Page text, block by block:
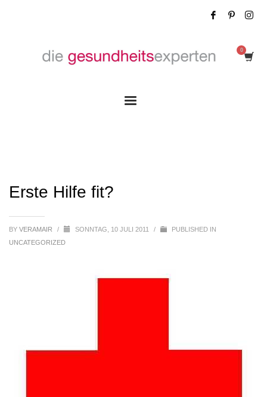
Erste Hilfe fit?
BY VERAMAIR / SONNTAG, 10 JULI 2011 /
PUBLISHED IN
UNCATEGORIZED